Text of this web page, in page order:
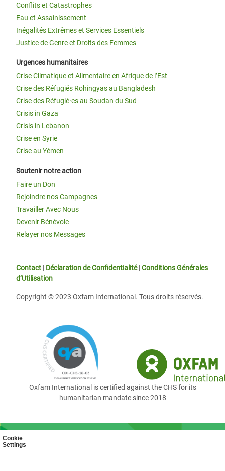
Cookie
Settings
Conflits et Catastrophes
Eau et Assainissement
Inégalités Extrêmes et Services Essentiels
Justice de Genre et Droits des Femmes
Urgences humanitaires
Crise Climatique et Alimentaire en Afrique de l’Est
Crise des Réfugiés Rohingyas au Bangladesh
Crise des Réfugié·es au Soudan du Sud
Crisis in Gaza
Crisis in Lebanon
Crise en Syrie
Crise au Yémen
Soutenir notre action
Faire un Don
Rejoindre nos Campagnes
Travailler Avec Nous
Devenir Bénévole
Relayer nos Messages
Contact | Déclaration de Confidentialité|Conditions Générales
d’Utilisation
Copyright © 2023 Oxfam International. Tous droits réservés.
Oxfam International is certified against the CHS for its
humanitarian mandate since 2018